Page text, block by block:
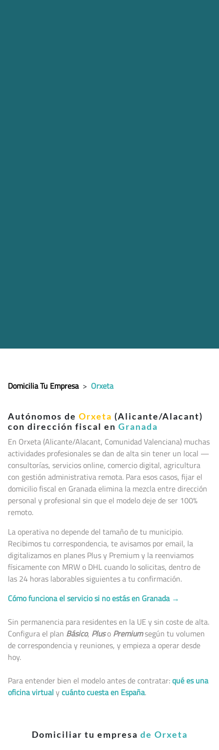
Domicilia Tu Empresa > Orxeta
Autónomos de Orxeta (Alicante/Alacant)
con dirección fiscal en Granada
En Orxeta (Alicante/Alacant, Comunidad Valenciana) muchas
actividades profesionales se dan de alta sin tener un local —
consultorías, servicios online, comercio digital, agricultura
con gestión administrativa remota. Para esos casos, fijar el
domicilio fiscal en Granada elimina la mezcla entre dirección
personal y profesional sin que el modelo deje de ser 100%
remoto.
La operativa no depende del tamaño de tu municipio.
Recibimos tu correspondencia, te avisamos por email, la
digitalizamos en planes Plus y Premium y la reenviamos
físicamente con MRW o DHL cuando lo solicitas, dentro de
las 24 horas laborables siguientes a tu confirmación.
Cómo funciona el servicio si no estás en Granada →
Sin permanencia para residentes en la UE y sin coste de alta.
Configura el plan Básico, Pluso Premiumsegún tu volumen
de correspondencia y reuniones, y empieza a operar desde
hoy.
Para entender bien el modelo antes de contratar:qué es una
oficina virtual ycuánto cuesta en España.
Domiciliar tu empresa de Orxeta